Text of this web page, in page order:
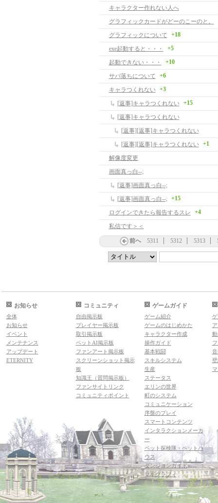
キャラクター作れない人へ
グラフィックカードがどーのこーのと。
グラフィックについて +18
exe起動すると・・・ +5
起動できない・・・ +10
サバ落ちについて +6
キャラつくれない +3
[返事]キャラつくれない +15
[返事]キャラつくれない
[返事][返事]キャラつくれない
[返事][返事]キャラつくれない
+1
解像度変更
画面真っ白--;
[返事]画面真っ白--;
[返事]画面真っ白--;
+15
ログインできたら報告するスレ +4
私信です＞＜
前へ 5311 5312 5313
お知らせ
全体
お知らせ
イベント
メンテナンス
アップデート
ETERNITY
コミュニティ
自由掲示板
プレイヤー掲示板
取引掲示板
ペットAI掲示板
ファンアート掲示板
スクリーンショット掲示
板
知識王（質問掲示板）
ファンサイトリンク
コミュニティポイント
ゲームガイド
ゲーム紹介
ゲームのはじめかた
キャラクター作成
操作ガイド
基本戦闘
スキルシステム
生産
ステータス
エリンの世界
町のシステム
コミュニケーション
序盤のプレイ
スマートコンテンツ
インタラクションメーカ
ー
ペット探検隊・ペットハ
ウス
ダンジョンガイド
マギグラフィ